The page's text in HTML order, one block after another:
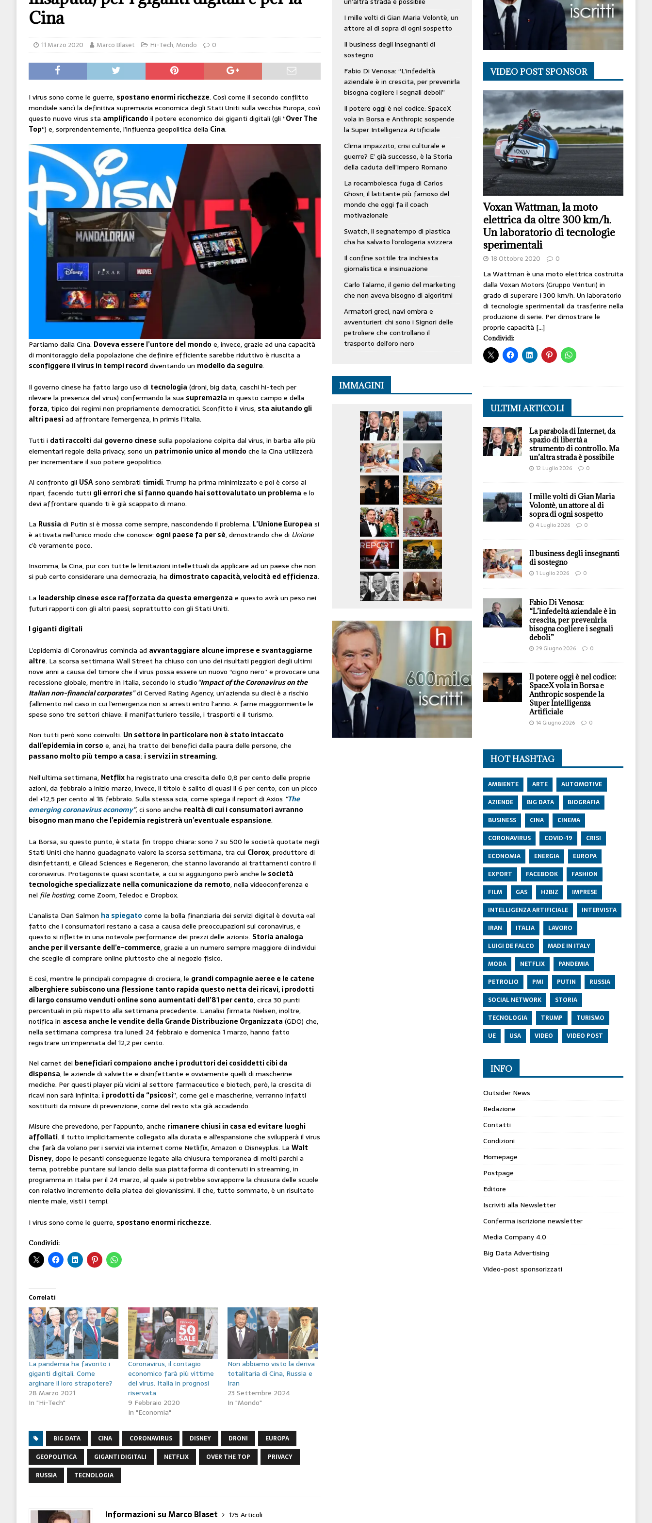
[ 14 Giugno 2026 ]
Il potere oggi è nel codice: SpaceX vola in Borsa e Anthropic sospende la Super Intelligenza Artificiale
[ 7 Febbraio 2020 ] Nato con l’Austria-Ungheria e morto nell’era digitale. Il tempo si era dimenticato di Gillo Dorfles e lui
viveva nel futuro
ARTE
Cina
11 Marzo 2020 Marco Blaset Hi-Tech,Mondo 0
I virus sono come le guerre, spostano enormi ricchezze. Così come il secondo conflitto
mondiale sancì la definitiva supremazia economica degli Stati Uniti sulla vecchia Europa, così
questo nuovo virus sta amplificando il potere economico dei giganti digitali (gli “Over The
Top“) e, sorprendentemente, l’influenza geopolitica della Cina.
Partiamo dalla Cina. Doveva essere l’untore del mondo e, invece, grazie ad una capacità
di monitoraggio della popolazione che definire efficiente sarebbe riduttivo è riuscita a
sconfiggere il virus in tempi recorddiventando un modello da seguire.
Il governo cinese ha fatto largo uso di tecnologia (droni, big data, caschi hi-tech per
rilevare la presenza del virus) confermando la sua supremazia in questo campo e della
forza, tipico dei regimi non propriamente democratici. Sconfitto il virus, sta aiutando gli
altri paesiad affrontare l’emergenza, in primis l’Italia.
Tutti i dati raccoltidal governo cinese sulla popolazione colpita dal virus, in barba alle più
elementari regole della privacy, sono un patrimonio unico al mondo che la Cina utilizzerà
per incrementare il suo potere geopolitico.
Al confronto gli USAsono sembrati timidi. Trump ha prima minimizzato e poi è corso ai
ripari, facendo tutti gli errori che si fanno quando hai sottovalutato un problema e lo
devi affrontare quando ti è già scappato di mano.
La Russia di Putin si è mossa come sempre, nascondendo il problema. L’Unione Europea si
è attivata nell’unico modo che conosce: ogni paese fa per sè, dimostrando che di Unione
c’è veramente poco.
Insomma, la Cina, pur con tutte le limitazioni intellettuali da applicare ad un paese che non
si può certo considerare una democrazia, ha dimostrato capacità, velocità ed efficienza.
La leadership cinese esce rafforzata da questa emergenza e questo avrà un peso nei
futuri rapporti con gli altri paesi, soprattutto con gli Stati Uniti.
I giganti digitali
L’epidemia di Coronavirus comincia ad avvantaggiare alcune imprese e svantaggiarne
altre. La scorsa settimana Wall Street ha chiuso con uno dei risultati peggiori degli ultimi
nove anni a causa del timore che il virus possa essere un nuovo “cigno nero” e provocare una
recessione globale, mentre in Italia, secondo lo studio“Impact of the Coronavirus on the
Italian non-financial corporates”di Cerved Rating Agency, un’azienda su dieci è a rischio
fallimento nel caso in cui l’emergenza non si arresti entro l’anno. A farne maggiormente le
spese sono tre settori chiave: il manifatturiero tessile, i trasporti e il turismo.
Non tutti però sono coinvolti. Un settore in particolare non è stato intaccato
dall’epidemia in corso e, anzi, ha tratto dei benefici dalla paura delle persone, che
passano molto più tempo a casa: i servizi in streaming.
Nell’ultima settimana, Netflixha registrato una crescita dello 0,8 per cento delle proprie
azioni, da febbraio a inizio marzo, invece, il titolo è salito di quasi il 6 per cento, con un picco
del +12,5 per cento al 18 febbraio. Sulla stessa scia, come spiega il report di Axios “The
emerging coronavirus economy”,ci sono anche realtà di cui i consumatori avranno
bisogno man mano che l’epidemia registrerà un’eventuale espansione.
La Borsa, su questo punto, è stata fin troppo chiara: sono 7 su 500 le società quotate negli
Stati Uniti che hanno guadagnato valore la scorsa settimana, tra cui Clorox, produttore di
disinfettanti, e Gilead Sciences e Regeneron, che stanno lavorando ai trattamenti contro il
coronavirus. Protagoniste quasi scontate, a cui si aggiungono però anche le società
tecnologiche specializzate nella comunicazione da remoto, nella videoconferenza e
nel file hosting, come Zoom, Teledoc e Dropbox.
L’analista Dan Salmon ha spiegato come la bolla finanziaria dei servizi digital è dovuta «al
fatto che i consumatori restano a casa a causa delle preoccupazioni sul coronavirus, e
questo si riflette in una notevole performance dei prezzi delle azioni». Storia analoga
anche per il versante dell’e-commerce, grazie a un numero sempre maggiore di individui
che sceglie di comprare online piuttosto che al negozio fisico.
E così, mentre le principali compagnie di crociera, le grandi compagnie aeree e le catene
alberghiere subiscono una flessione tanto rapida questo netta dei ricavi, i prodotti
di largo consumo venduti online sono aumentati dell’81 per cento, circa 30 punti
percentuali in più rispetto alla settimana precedente. L’analisi firmata Nielsen, inoltre,
notifica in ascesa anche le vendite della Grande Distribuzione Organizzata (GDO) che,
nella settimana compresa tra lunedì 24 febbraio e domenica 1 marzo, hanno fatto
registrare un’impennata del 12,2 per cento.
Nel carnet dei beneficiari compaiono anche i produttori dei cosiddetti cibi da
dispensa, le aziende di salviette e disinfettante e ovviamente quelli di mascherine
mediche. Per questi player più vicini al settore farmaceutico e biotech, però, la crescita di
ricavi non sarà infinita: i prodotti da “psicosi”, come gel e mascherine, verranno infatti
sostituiti da misure di prevenzione, come del resto sta già accadendo.
Misure che prevedono, per l’appunto, anche rimanere chiusi in casa ed evitare luoghi
affollati. Il tutto implicitamente collegato alla durata e all’espansione che svilupperà il virus
che farà da volano per i servizi via internet come Netlifix, Amazon o Disneyplus. La Walt
Disney, dopo le pesanti conseguenze legate alla chiusura temporanea di molti parchi a
tema, potrebbe puntare sul lancio della sua piattaforma di contenuti in streaming, in
programma in Italia per il 24 marzo, al quale si potrebbe sovrapporre la chiusura delle scuole
con relativo incremento della platea dei giovanissimi. Il che, tutto sommato, è un risultato
niente male, visti i tempi.
I virus sono come le guerre, spostano enormi ricchezze.
Condividi:
Correlati
La pandemia ha favorito i
giganti digitali. Come
arginare il loro strapotere?
28 Marzo 2021
In "Hi-Tech"
Coronavirus, il contagio
economico farà più vittime
del virus. Italia in prognosi
riservata
9 Febbraio 2020
In "Economia"
Non abbiamo visto la deriva
totalitaria di Cina, Russia e
Iran
23 Settembre 2024
In "Mondo"
BIG DATA CINA CORONAVIRUS DISNEY DRONI
EUROPA
GEOPOLITICA
GIGANTI DIGITALI NETFLIX OVER THE TOP
PRIVACY
RUSSIA
TECNOLOGIA
Informazioni su Marco Blaset 175 Articoli
I mille volti di Gian Maria Volontè, un
attore al di sopra di ogni sospetto
Il business degli insegnanti di
sostegno
Fabio Di Venosa: “L’infedeltà
aziendale è in crescita, per prevenirla
bisogna cogliere i segnali deboli”
Il potere oggi è nel codice: SpaceX
vola in Borsa e Anthropic sospende
la Super Intelligenza Artificiale
Clima impazzito, crisi culturale e
guerre? E’ già successo, è la Storia
della caduta dell’Impero Romano
La rocambolesca fuga di Carlos
Ghosn, il latitante più famoso del
mondo che oggi fa il coach
motivazionale
Swatch, il segnatempo di plastica
cha ha salvato l’orologeria svizzera
Il confine sottile tra inchiesta
giornalistica e insinuazione
Carlo Talamo, il genio del marketing
che non aveva bisogno di algoritmi
Armatori greci, navi ombra e
avventurieri: chi sono i Signori delle
petroliere che controllano il
trasporto dell’oro nero
IMMAGINI
VIDEO POST SPONSOR
Voxan Wattman, la moto
elettrica da oltre 300 km/h.
Un laboratorio di tecnologie
sperimentali
18 Ottobre 2020 0
La Wattman è una moto elettrica costruita
dalla Voxan Motors (Gruppo Venturi) in
grado di superare i 300 km/h. Un laboratorio
di tecnologie sperimentali da trasferire nella
produzione di serie. Per dimostrare le
proprie capacità […]
Condividi:
ULTIMI ARTICOLI
La parabola di Internet, da
spazio di libertà a
strumento di controllo. Ma
un’altra strada è possibile
12 Luglio 2026 0
I mille volti di Gian Maria
Volontè, un attore al di
sopra di ogni sospetto
4 Luglio 2026 0
Il business degli insegnanti
di sostegno
1 Luglio 2026 0
Fabio Di Venosa:
“L’infedeltà aziendale è in
crescita, per prevenirla
bisogna cogliere i segnali
deboli”
29 Giugno 2026 0
Il potere oggi è nel codice:
SpaceX vola in Borsa e
Anthropic sospende la
Super Intelligenza
Artificiale
14 Giugno 2026 0
HOT HASHTAG
AMBIENTE ARTE
AUTOMOTIVE
AZIENDE
BIG DATA
BIOGRAFIA
BUSINESS
CINA
CINEMA
CORONAVIRUS
COVID-19
CRISI
ECONOMIA
ENERGIA
EUROPA
EXPORT
FACEBOOK
FASHION
FILM
GAS H2BIZ
IMPRESE
INTELLIGENZA ARTIFICIALE
INTERVISTA
IRAN
ITALIA
LAVORO
LUIGI DE FALCO
MADE IN ITALY
MODA
NETFLIX
PANDEMIA
PETROLIO
PMI PUTIN
RUSSIA
SOCIAL NETWORK
STORIA
TECNOLOGIA
TRUMP
TURISMO
UE
USA VIDEO VIDEO POST
INFO
Outsider News
Redazione
Contatti
Condizioni
Homepage
Postpage
Editore
Iscriviti alla Newsletter
Conferma iscrizione newsletter
Media Company 4.0
Big Data Advertising
Video-post sponsorizzati